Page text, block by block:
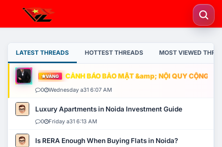
LATEST THREADS HOTTEST THREADS MOST VIEWED
VÀNG CẢNH BÁO BẢO MẬT &amp; NỘI QUY CỘNG
0 Wednesday a31 6:07 AM
Luxury Apartments in Noida Investment Guide
0 Friday a31 6:13 AM
Is RERA Enough When Buying Flats in Noida?